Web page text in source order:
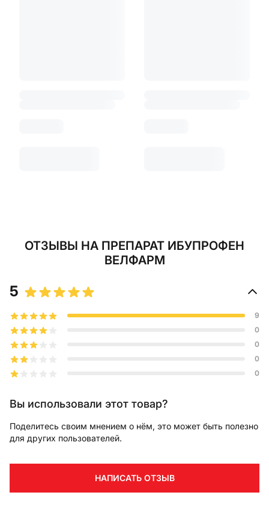
ОТЗЫВЫ НА ПРЕПАРАТ ИБУПРОФЕН
ВЕЛФАРМ
5
9
0
0
0
0
Вы использовали этот товар?
Поделитесь своим мнением о нём, это может быть полезно
для других пользователей.
НАПИСАТЬ ОТЗЫВ